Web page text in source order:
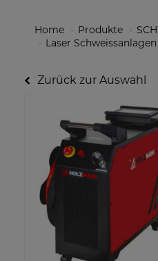
Home Produkte
Laser Schweissanlagen
Zurück zur Auswahl